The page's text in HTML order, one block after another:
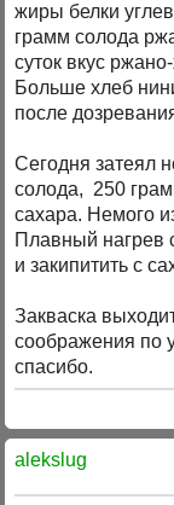
жиры белки
грамм солода
суток вкус
Больше хлеб
после
Сегодня затеял
солода, 250
сахара. Немого
Плавный нагрев
и закипитить с
Закваска
соображения по
спасибо.
alekslug